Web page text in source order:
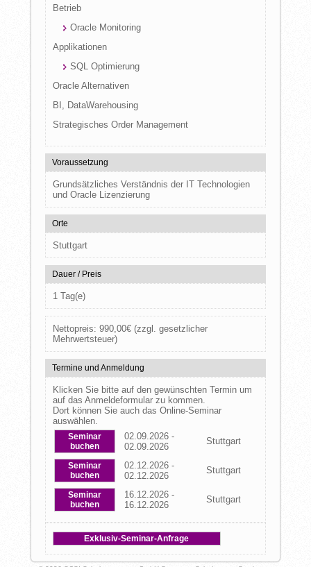
Betrieb
Oracle Monitoring
Applikationen
SQL Optimierung
Oracle Alternativen
BI, DataWarehousing
Strategisches Order Management
Voraussetzung
Grundsätzliches Verständnis der IT Technologien
und Oracle Lizenzierung
Orte
Stuttgart
Dauer / Preis
1 Tag(e)
Nettopreis: 990,00€(zzgl. gesetzlicher
Mehrwertsteuer)
Termine und Anmeldung
Klicken Sie bitte auf den gewünschten Termin um
auf das Anmeldeformular zu kommen.
Dort können Sie auch das Online-Seminar
auswählen.
Seminar
buchen
02.09.2026 -
02.09.2026
Stuttgart
Seminar
buchen
02.12.2026 -
02.12.2026
Stuttgart
Seminar
buchen
16.12.2026 -
16.12.2026
Stuttgart
Exklusiv-Seminar-Anfrage